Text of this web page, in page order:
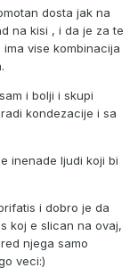
dosta jak na
na kisi , i da je za te
vise kombinacija
i bolji i skupi
kondezacije i sa
inenade ljudi koji bi
i dobro je da
koj e slican na ovaj,
njega samo
veci:)